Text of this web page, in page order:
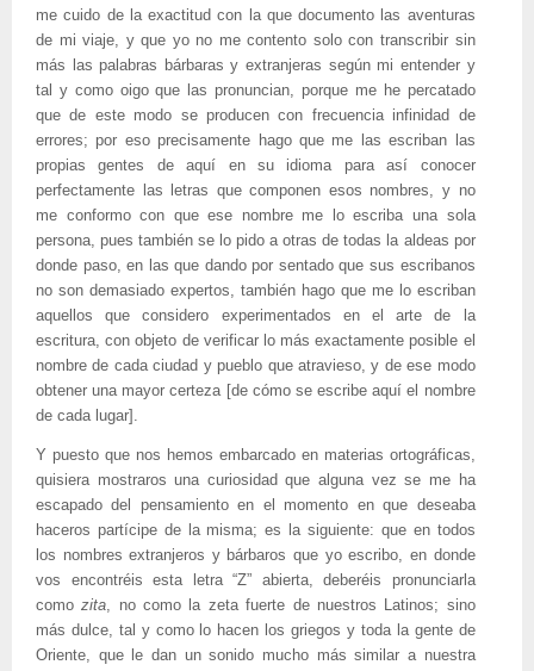
me cuido de la exactitud con la que documento las aventuras
de mi viaje, y que yo no me contento solo con transcribir sin
más las palabras bárbaras y extranjeras según mi entender y
tal y como oigo que las pronuncian, porque me he percatado
que de este modo se producen con frecuencia infinidad de
errores; por eso precisamente hago que me las escriban las
propias gentes de aquí en su idioma para así conocer
perfectamente las letras que componen esos nombres, y no
me conformo con que ese nombre me lo escriba una sola
persona, pues también se lo pido a otras de todas la aldeas por
donde paso, en las que dando por sentado que sus escribanos
no son demasiado expertos, también hago que me lo escriban
aquellos que considero experimentados en el arte de la
escritura, con objeto de verificar lo más exactamente posible el
nombre de cada ciudad y pueblo que atravieso, y de ese modo
obtener una mayor certeza [de cómo se escribe aquí el nombre
de cada lugar].
Y puesto que nos hemos embarcado en materias ortográficas,
quisiera mostraros una curiosidad que alguna vez se me ha
escapado del pensamiento en el momento en que deseaba
haceros partícipe de la misma; es la siguiente: que en todos
los nombres extranjeros y bárbaros que yo escribo, en donde
vos encontréis esta letra “Z” abierta, deberéis pronunciarla
comozita, no como la zeta fuerte de nuestros Latinos; sino
más dulce, tal y como lo hacen los griegos y toda la gente de
Oriente, que le dan un sonido mucho más similar a nuestra